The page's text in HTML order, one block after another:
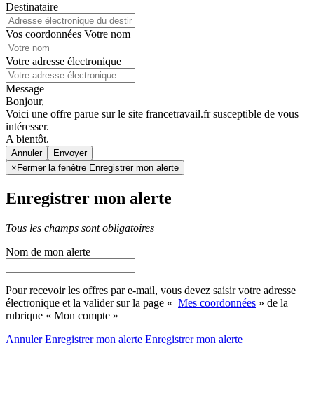
Destinataire
Vos coordonnées Votre nom
Votre adresse électronique
Message
Bonjour,
Voici une offre parue sur le site francetravail.fr susceptible de vous
intéresser.
A bientôt.
Annuler
× Fermer la fenêtre Enregistrer mon alerte
Enregistrer mon alerte
Tous les champs sont obligatoires
Nom de mon alerte
Pour recevoir les offres par e-mail, vous devez saisir votre adresse
électronique et la valider sur la page « Mes coordonnées » de la
rubrique « Mon compte »
AnnulerEnregistrer mon alerte Enregistrermon alerte